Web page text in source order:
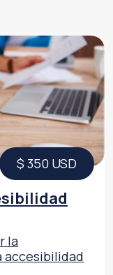
$ 350 USD
la
accesibilidad